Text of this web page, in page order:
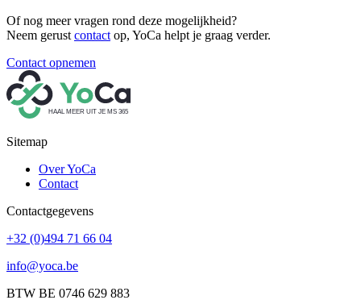
Of nog meer vragen rond deze mogelijkheid?
Neem gerust contact op, YoCa helpt je graag verder.
Contact opnemen
HAAL MEER UIT JE MS 365
Sitemap
Sitemap
Over YoCa
Contact
Contactgegevens
+32 (0)494 71 66 04
info@yoca.be
BTW BE 0746 629 883